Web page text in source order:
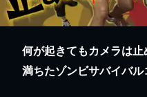
何が起きてもカメラは
満ちたゾンビサバイバル